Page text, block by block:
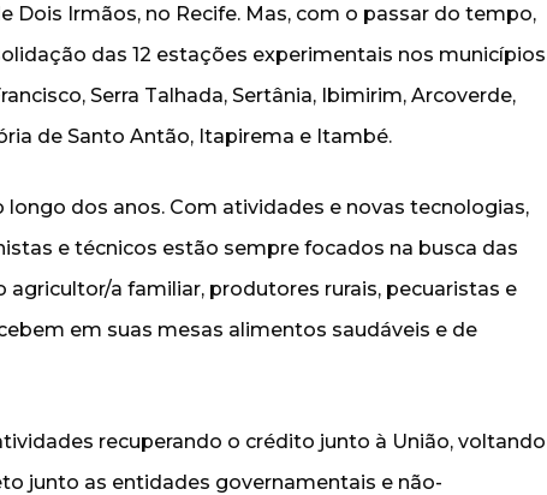
Dois Irmãos, no Recife. Mas, com o passar do tempo,
das 12 estações experimentais nos municípios
Serra Talhada, Sertânia, Ibimirim, Arcoverde,
de Santo Antão, Itapirema e Itambé.
longo dos anos. Com atividades e novas tecnologias,
e técnicos estão sempre focados na busca das
a familiar, produtores rurais, pecuaristas e
em suas mesas alimentos saudáveis e de
recuperando o crédito junto à União, voltando
junto as entidades governamentais e não-